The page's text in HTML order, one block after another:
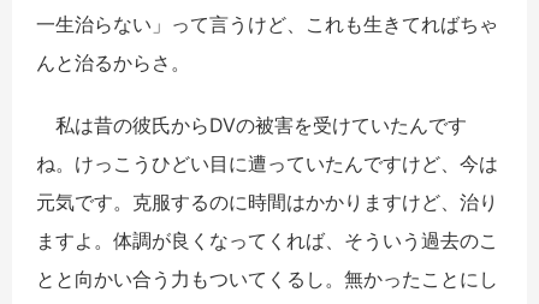
一生治らない」って言うけど、これも生きてればちゃ
んと治るからさ。
私は昔の彼氏からDVの被害を受けていたんです
ね。けっこうひどい目に遭っていたんですけど、今は
元気です。克服するのに時間はかかりますけど、治り
ますよ。体調が良くなってくれば、そういう過去のこ
とと向かい合う力もついてくるし。無かったことにし